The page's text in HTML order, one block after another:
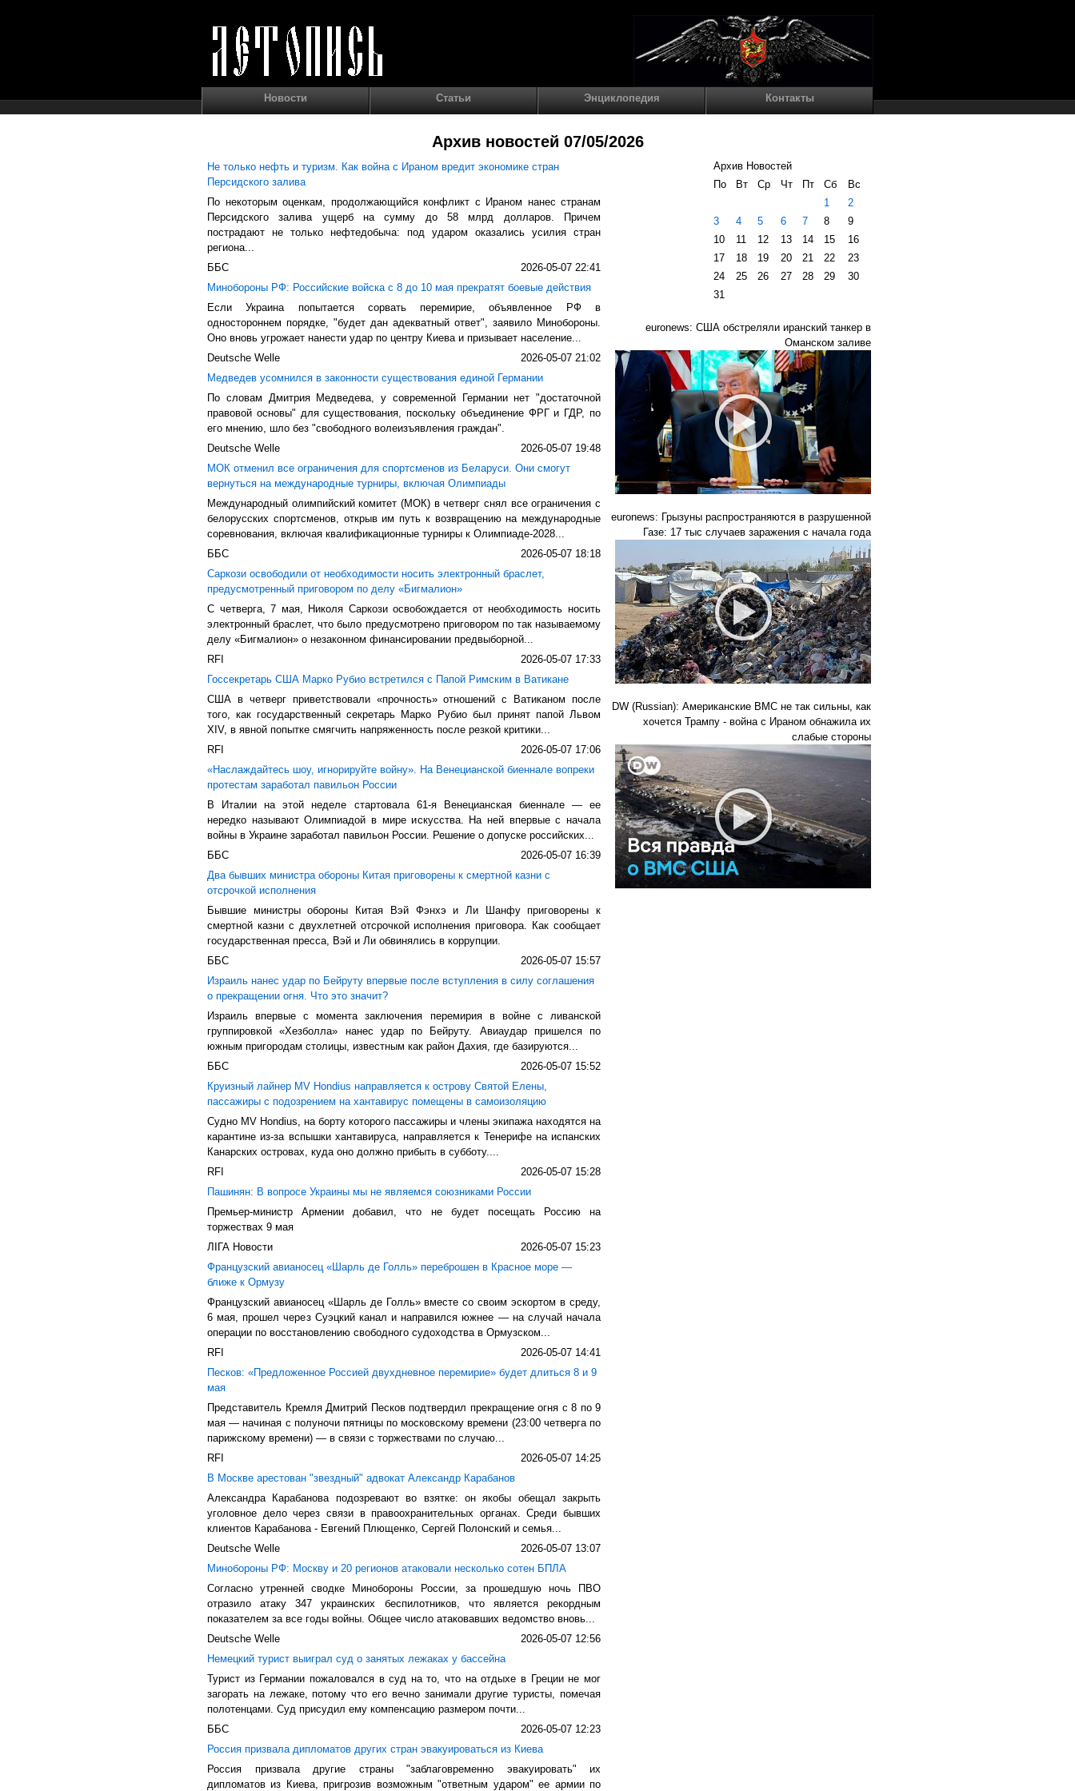
Новости Статьи Энциклопедия Контакты
Архив новостей 07/05/2026
Не только нефть и туризм. Как война с Ираном вредит экономике стран
Персидского залива
По некоторым оценкам, продолжающийся конфликт с Ираном нанес странам
Персидского залива ущерб на сумму до 58 млрд долларов. Причем
пострадают не только нефтедобыча: под ударом оказались усилия стран
региона...
ББС
2026-05-07 22:41
Минобороны РФ: Российские войска с 8 до 10 мая прекратят боевые действия
Если Украина попытается сорвать перемирие, объявленное РФ в
одностороннем порядке, "будет дан адекватный ответ", заявило Минобороны.
Оно вновь угрожает нанести удар по центру Киева и призывает население...
Deutsche Welle
2026-05-07 21:02
Медведев усомнился в законности существования единой Германии
По словам Дмитрия Медведева, у современной Германии нет "достаточной
правовой основы" для существования, поскольку объединение ФРГ и ГДР, по
его мнению, шло без "свободного волеизъявления граждан".
Deutsche Welle
2026-05-07 19:48
МОК отменил все ограничения для спортсменов из Беларуси. Они смогут
вернуться на международные турниры, включая Олимпиады
Международный олимпийский комитет (МОК) в четверг снял все ограничения с
белорусских спортсменов, открыв им путь к возвращению на международные
соревнования, включая квалификационные турниры к Олимпиаде-2028...
ББС
2026-05-07 18:18
Саркози освободили от необходимости носить электронный браслет,
предусмотренный приговором по делу «Бигмалион»
С четверга, 7 мая, Николя Саркози освобождается от необходимость носить
электронный браслет, что было предусмотрено приговором по так называемому
делу «Бигмалион» о незаконном финансировании предвыборной...
RFI
2026-05-07 17:33
Госсекретарь США Марко Рубио встретился с Папой Римским в Ватикане
США в четверг приветствовали «прочность» отношений с Ватиканом после
того, как государственный секретарь Марко Рубио был принят папой Львом
XIV, в явной попытке смягчить напряженность после резкой критики...
RFI
2026-05-07 17:06
«Наслаждайтесь шоу, игнорируйте войну». На Венецианской биеннале вопреки
протестам заработал павильон России
В Италии на этой неделе стартовала 61-я Венецианская биеннале — ее
нередко называют Олимпиадой в мире искусства. На ней впервые с начала
войны в Украине заработал павильон России. Решение о допуске российских...
ББС
2026-05-07 16:39
Два бывших министра обороны Китая приговорены к смертной казни с
отсрочкой исполнения
Бывшие министры обороны Китая Вэй Фэнхэ и Ли Шанфу приговорены к
смертной казни с двухлетней отсрочкой исполнения приговора. Как сообщает
государственная пресса, Вэй и Ли обвинялись в коррупции.
ББС
2026-05-07 15:57
Израиль нанес удар по Бейруту впервые после вступления в силу соглашения
о прекращении огня. Что это значит?
Израиль впервые с момента заключения перемирия в войне с ливанской
группировкой «Хезболла» нанес удар по Бейруту. Авиаудар пришелся по
южным пригородам столицы, известным как район Дахия, где базируются...
ББС
2026-05-07 15:52
Круизный лайнер MV Hondius направляется к острову Святой Елены,
пассажиры с подозрением на хантавирус помещены в самоизоляцию
Судно MV Hondius, на борту которого пассажиры и члены экипажа находятся на
карантине из-за вспышки хантавируса, направляется к Тенерифе на испанских
Канарских островах, куда оно должно прибыть в субботу....
RFI
2026-05-07 15:28
Пашинян: В вопросе Украины мы не являемся союзниками России
Премьер-министр Армении добавил, что не будет посещать Россию на
торжествах 9 мая
ЛIГА Новости
2026-05-07 15:23
Французский авианосец «Шарль де Голль» переброшен в Красное море —
ближе к Ормузу
Французский авианосец «Шарль де Голль» вместе со своим эскортом в среду,
6 мая, прошел через Суэцкий канал и направился южнее — на случай начала
операции по восстановлению свободного судоходства в Ормузском...
RFI
2026-05-07 14:41
Песков: «Предложенное Россией двухдневное перемирие» будет длиться 8 и 9
мая
Представитель Кремля Дмитрий Песков подтвердил прекращение огня с 8 по 9
мая — начиная с полуночи пятницы по московскому времени (23:00 четверга по
парижскому времени) — в связи с торжествами по случаю...
RFI
2026-05-07 14:25
В Москве арестован "звездный" адвокат Александр Карабанов
Александра Карабанова подозревают во взятке: он якобы обещал закрыть
уголовное дело через связи в правоохранительных органах. Среди бывших
клиентов Карабанова - Евгений Плющенко, Сергей Полонский и семья...
Deutsche Welle
2026-05-07 13:07
Минобороны РФ: Москву и 20 регионов атаковали несколько сотен БПЛА
Согласно утренней сводке Минобороны России, за прошедшую ночь ПВО
отразило атаку 347 украинских беспилотников, что является рекордным
показателем за все годы войны. Общее число атаковавших ведомство вновь...
Deutsche Welle
2026-05-07 12:56
Немецкий турист выиграл суд о занятых лежаках у бассейна
Турист из Германии пожаловался в суд на то, что на отдыхе в Греции не мог
загорать на лежаке, потому что его вечно занимали другие туристы, помечая
полотенцами. Суд присудил ему компенсацию размером почти...
ББС
2026-05-07 12:23
Россия призвала дипломатов других стран эвакуироваться из Киева
Россия призвала другие страны "заблаговременно эвакуировать" их
дипломатов из Киева, пригрозив возможным "ответным ударом" ее армии по
Архив Новостей
По
Вт Ср Чт Пт Сб
Вс
1
2
3
4 5 6 7 8
9
10
11 12 13 14 15
16
17
18 19 20 21 22
23
24
25 26 27 28 29
30
31
euronews: США обстреляли иранский танкер в
Оманском заливе
euronews: Грызуны распространяются в разрушенной
Газе: 17 тыс случаев заражения с начала года
DW (Russian): Американские ВМС не так сильны, как
хочется Трампу - война с Ираном обнажила их
слабые стороны